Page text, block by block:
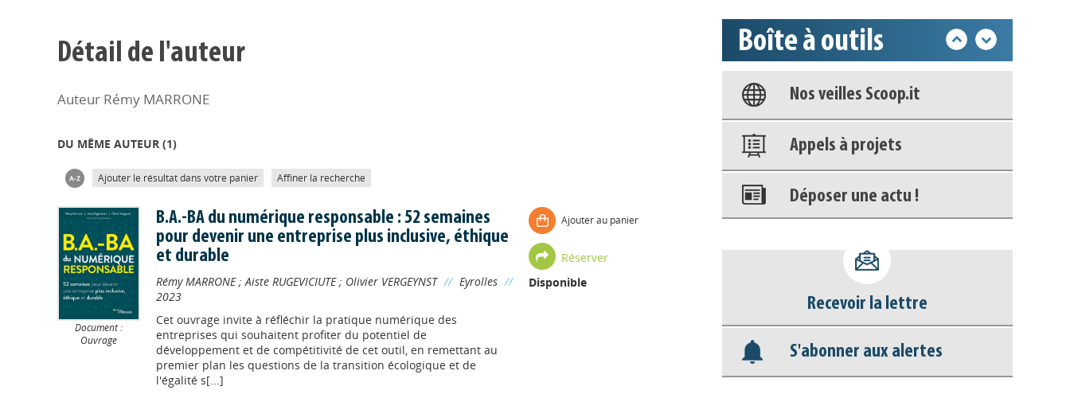
Détail de l'auteur
Auteur Rémy MARRONE
DU MÊME AUTEUR (1)
Ajouter le résultat dans votre panier Affiner la recherche
Document :
Ouvrage
B.A.-BA du numérique responsable : 52 semaines
pour devenir une entreprise plus inclusive, éthique
et durable
Rémy MARRONE;Aiste RUGEVICIUTE; Olivier VERGEYNST // Eyrolles //
2023
Cet ouvrage invite à réfléchir la pratique numérique des
entreprises qui souhaitent profiter du potentiel de
développement et de compétitivité de cet outil, en remettant au
premier plan les questions de la transition écologique et de
l'égalité s[...]
Ajouter au panier
Réserver
Disponible
Boîte à outils
Base documentaire
Nos veilles Scoop.it
Appels à projets
Déposer une actu !
déconnecter)
Base documentaire
Nos veilles Scoop.it
Recevoir la lettre
S'abonner aux alertes